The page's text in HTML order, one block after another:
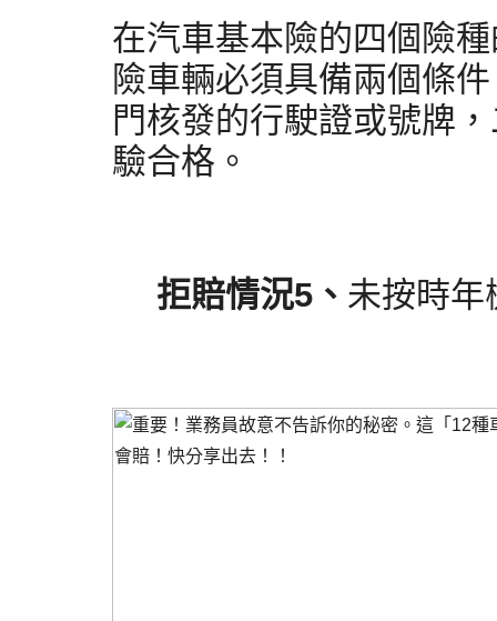
在汽車基本險的四個險
險車輛必須具備兩個條
門核發的行駛證或號牌
驗合格。
拒賠情況5、 未按時年